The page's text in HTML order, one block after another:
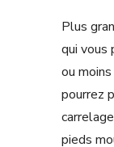
Plus
qui vous
ou
pourrez
pieds